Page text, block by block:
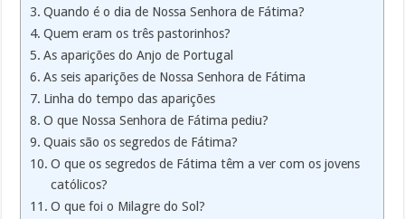
Quando é o dia de Nossa Senhora de Fátima?
Quem eram os três pastorinhos?
As aparições do Anjo de Portugal
As seis aparições de Nossa Senhora de Fátima
Linha do tempo das aparições
O que Nossa Senhora de Fátima pediu?
Quais são os segredos de Fátima?
O que os segredos de Fátima têm a ver com os jovens
católicos?
O que foi o Milagre do Sol?